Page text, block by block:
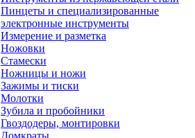
Пинцеты и специализированные
электронные инструменты
Измерение и разметка
Ножовки
Стамески
Ножницы и ножи
Зажимы и тиски
Молотки
Зубила и пробойники
Гвоздодеры, монтировки
Домкраты